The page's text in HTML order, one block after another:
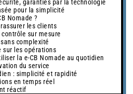
garanties par la technologie
pour la simplicité
Nomade ?
les clients
sur mesure
complexité
sur les opérations
la e-CB Nomade au quotidien
du service
: simplicité et rapidité
en temps réel
réactif